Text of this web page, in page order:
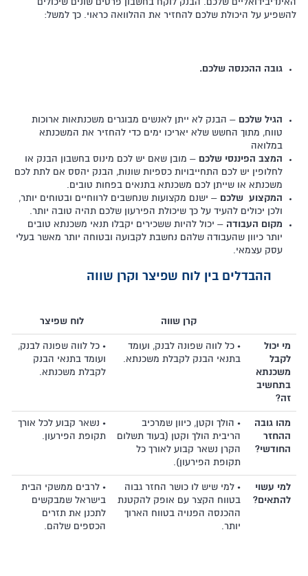
האינדיבידואליים שלכם. הבנק לוקח בחשבון פרטים שונים שיכולים
להשפיע על היכולת שלכם להחזיר את ההלוואה כראוי. כך למשל:
גובה ההכנסה שלכם.
הגיל שלכם – הבנק לא ייתן לאנשים מבוגרים משכנתאות ארוכות
טווח, מתוך החשש שלא יאריכו ימים כדי להחזיר את המשכנתא
במלואה
המצב הפיננסי שלכם – מובן שאם יש לכם מינוס בחשבון הבנק או
לחלופין יש לכם התחייבויות כספיות שונות, הבנק יהסס אם לתת לכם
משכנתא או שייתן לכם משכנתא בתנאים בפחות טובים.
המקצוע שלכם – ישנם מקצועות שנחשבים לרווחיים ובטוחים יותר,
ולכן יכולים להעיד על כך שיכולת הפירעון שלכם תהיה טובה יותר.
מקום העבודה – יכול להיות ששכירים יקבלו תנאי משכנתא טובים
יותר כיוון שהעבודה שלהם נחשבת לקבועה ובטוחה יותר מאשר בעלי
עסק עצמאי.
ההבדלים בין לוח שפיצר וקרן שווה
קרן שווה לוח שפיצר
מי יכול
לקבל
משכנתא
בתחשיב
זה?
• כל לווה שפונה לבנק, ועומד
בתנאי הבנק לקבלת משכנתא.
• כל לווה שפונה לבנק,
ועומד בתנאי הבנק
לקבלת משכנתא.
מהו גובה
ההחזר
החודשי?
• הולך וקטן, כיוון שמרכיב
הריבית הולך וקטן (בעוד תשלום
הקרן נשאר קבוע לאורך כל
תקופת הפירעון).
• נשאר קבוע לכל אורך
תקופת הפירעון.
למי עשוי
להתאים?
• למי שיש לו כושר החזר גבוה
בטווח הקצר עם אופק להקטנת
ההכנסה הפנויה בטווח הארוך
יותר.
• לרבים ממשקי הבית
בישראל שמבקשים
לתכנן את תזרים
הכספים שלהם.